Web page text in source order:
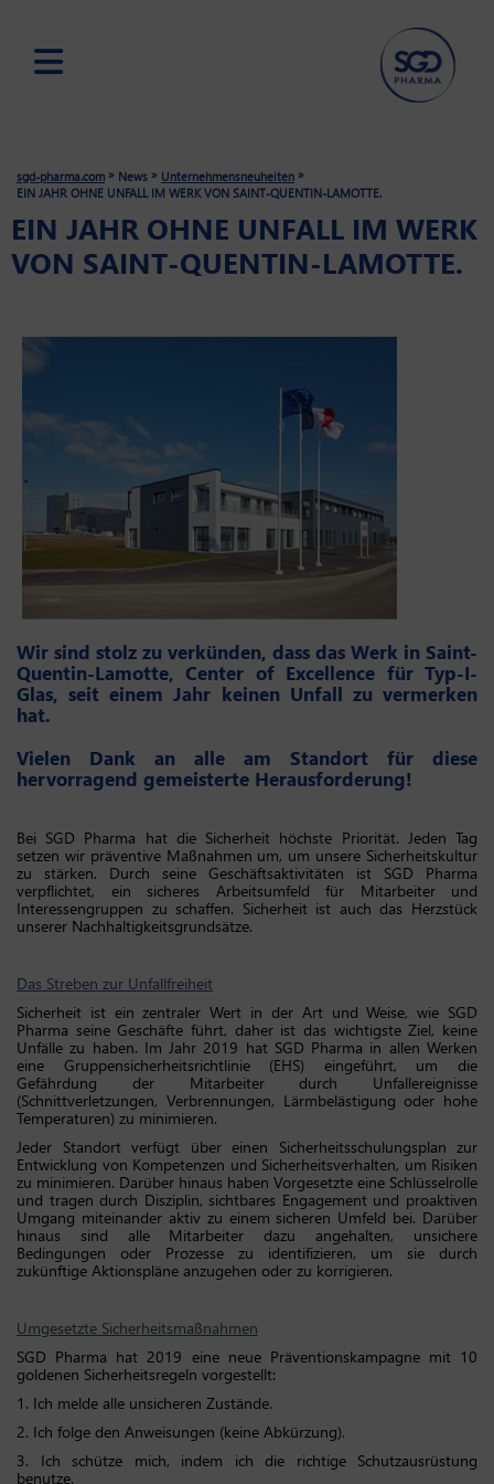
content
sgd-pharma.com » News » Unternehmensneuheiten »
EIN JAHR OHNE UNFALL IM WERK VON SAINT-QUENTIN-LAMOTTE.
EIN JAHR OHNE UNFALL IM WERK
VON SAINT-QUENTIN-LAMOTTE.
Wir sind stolz zu verkünden, dass das Werk in Saint-
Quentin-Lamotte, Center of Excellence für Typ-I-
Glas, seit einem Jahr keinen Unfall zu vermerken
hat.
Vielen Dank an alle am Standort für diese
hervorragend gemeisterte Herausforderung!
Bei SGD Pharma hat die Sicherheit höchste Priorität. Jeden Tag
setzen wir präventive Maßnahmen um, um unsere Sicherheitskultur
zu stärken. Durch seine Geschäftsaktivitäten ist SGD Pharma
verpflichtet, ein sicheres Arbeitsumfeld für Mitarbeiter und
Interessengruppen zu schaffen. Sicherheit ist auch das Herzstück
unserer Nachhaltigkeitsgrundsätze.
Das Streben zur Unfallfreiheit
Sicherheit ist ein zentraler Wert in der Art und Weise, wie SGD
Pharma seine Geschäfte führt, daher ist das wichtigste Ziel, keine
Unfälle zu haben. Im Jahr 2019 hat SGD Pharma in allen Werken
eine Gruppensicherheitsrichtlinie (EHS) eingeführt, um die
Gefährdung der Mitarbeiter durch Unfallereignisse
(Schnittverletzungen, Verbrennungen, Lärmbelästigung oder hohe
Temperaturen) zu minimieren.
Jeder Standort verfügt über einen Sicherheitsschulungsplan zur
Entwicklung von Kompetenzen und Sicherheitsverhalten, um Risiken
zu minimieren. Darüber hinaus haben Vorgesetzte eine Schlüsselrolle
und tragen durch Disziplin, sichtbares Engagement und proaktiven
Umgang miteinander aktiv zu einem sicheren Umfeld bei. Darüber
hinaus sind alle Mitarbeiter dazu angehalten, unsichere
Bedingungen oder Prozesse zu identifizieren, um sie durch
zukünftige Aktionspläne anzugehen oder zu korrigieren.
Umgesetzte Sicherheitsmaßnahmen
SGD Pharma hat 2019 eine neue Präventionskampagne mit 10
goldenen Sicherheitsregeln vorgestellt:
1. Ich melde alle unsicheren Zustände.
2. Ich folge den Anweisungen (keine Abkürzung).
3. Ich schütze mich, indem ich die richtige Schutzausrüstung
benutze.